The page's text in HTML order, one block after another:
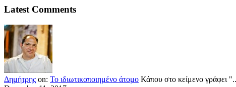
Latest Comments
Δημήτρης on: Το ιδιωτικοποιημένο άτομο Κάπου στο κείμενο γράφει